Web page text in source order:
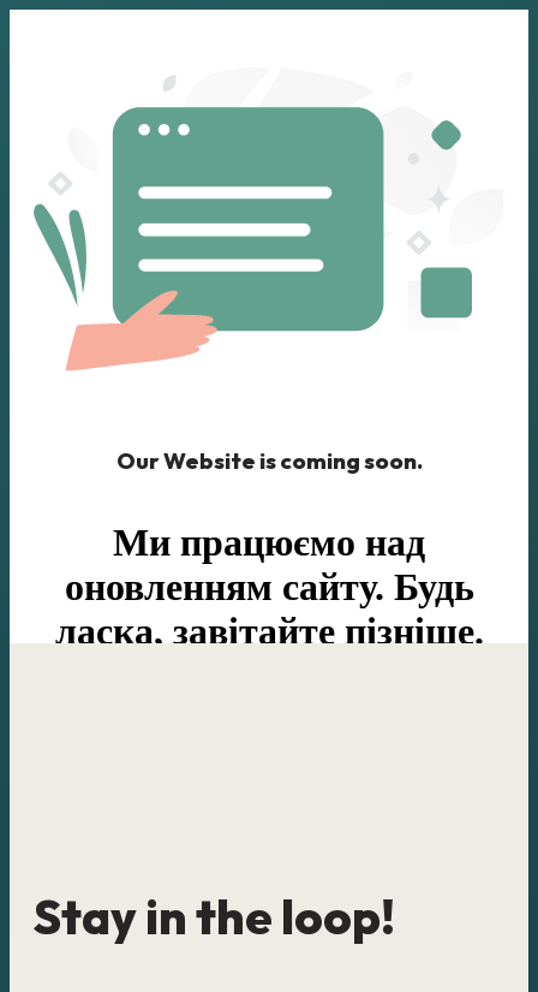
Our Website is coming soon.
Ми працюємо над
оновленням сайту. Будь
ласка, завітайте пізніше.
Stay in the loop!